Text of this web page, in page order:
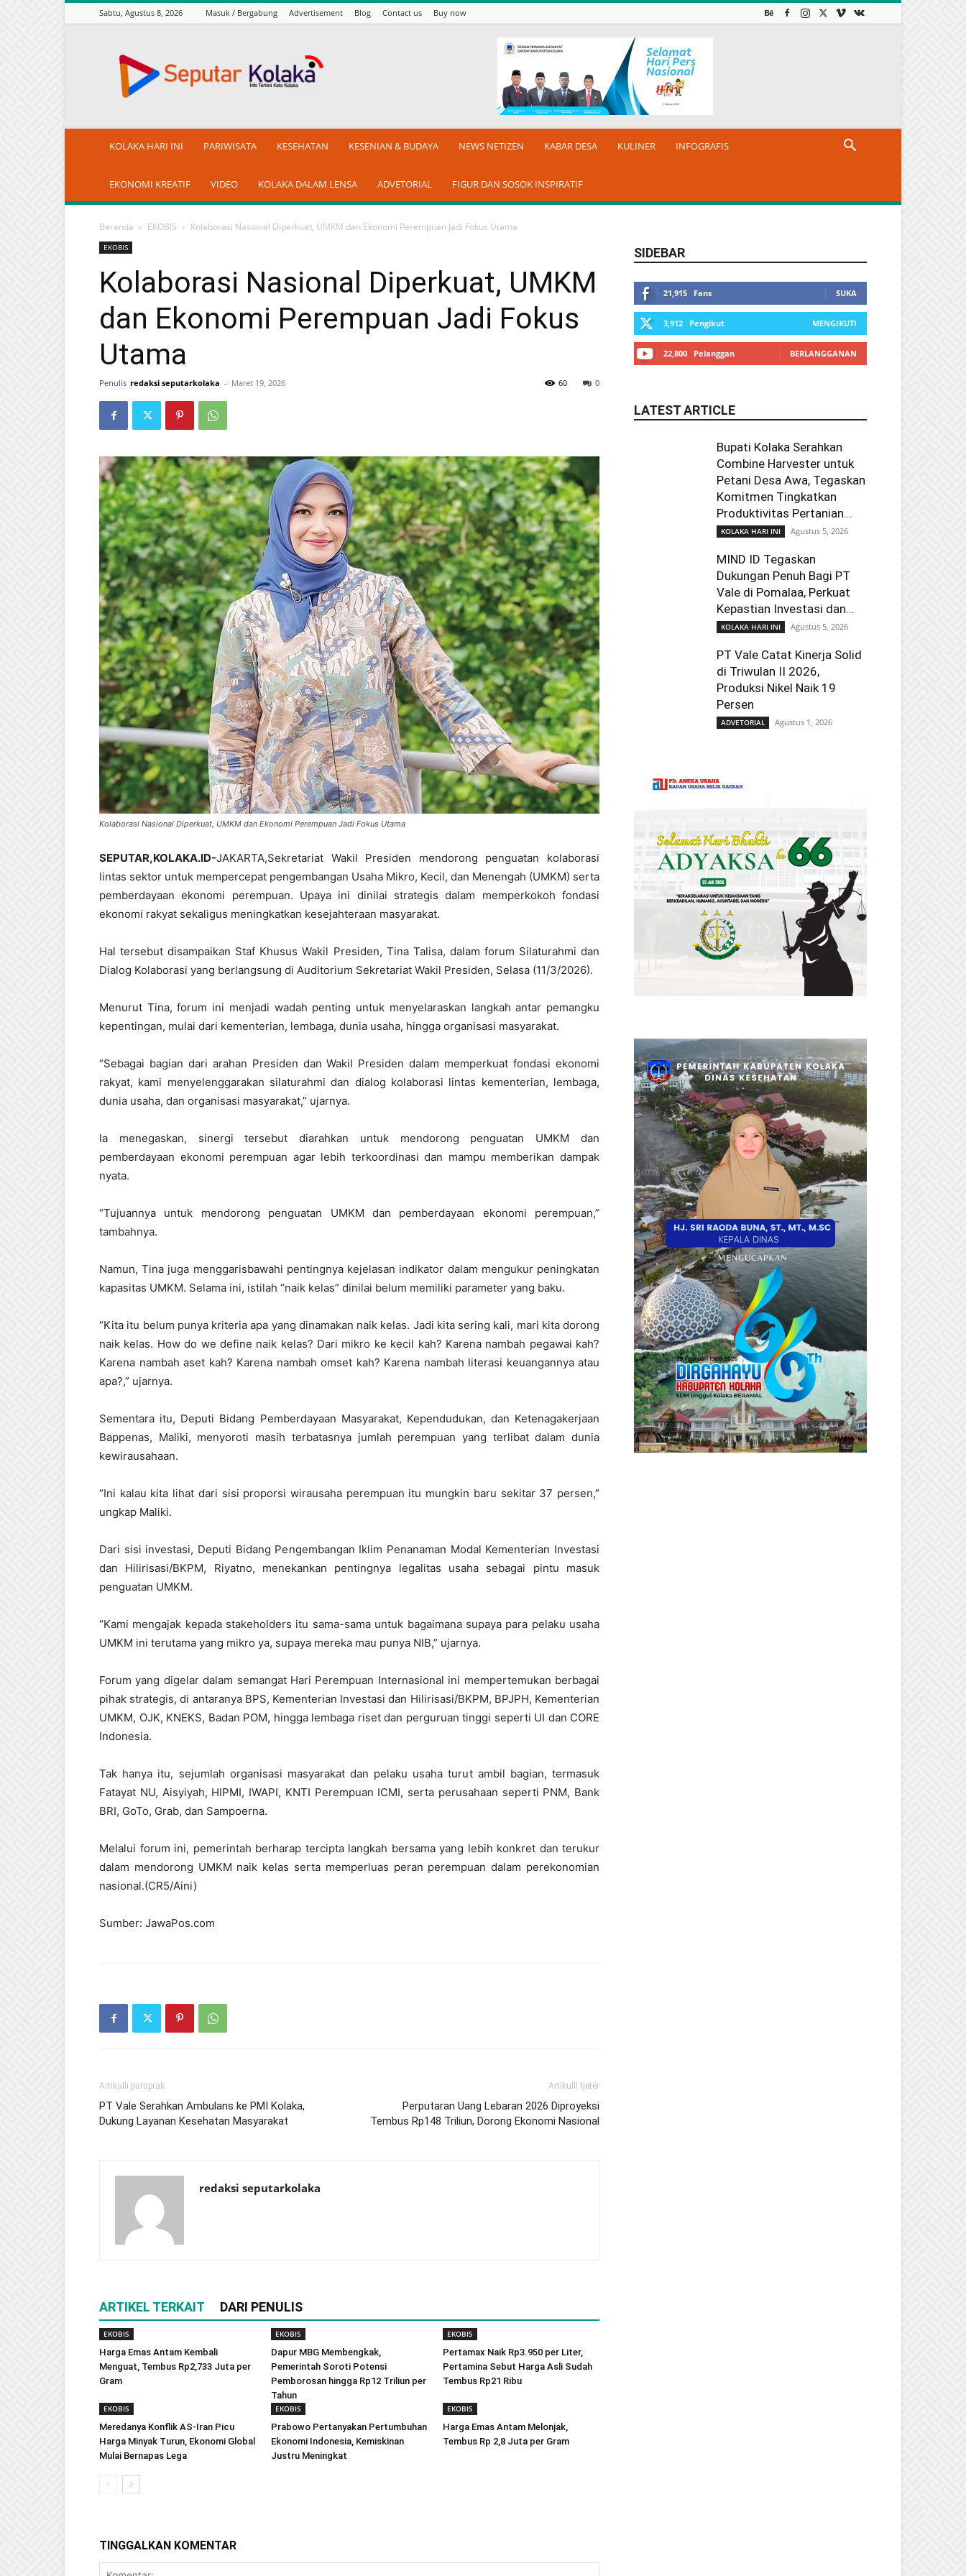
Sabtu, Agustus 8, 2026 Masuk / Bergabung Advertisement Blog Contact us Buy now
KOLAKA HARI INI PARIWISATA KESEHATAN KESENIAN & BUDAYA NEWS NETIZEN KABAR DESA KULINER INFOGRAFIS
EKONOMI KREATIF VIDEO KOLAKA DALAM LENSA ADVETORIAL FIGUR DAN SOSOK INSPIRATIF
Beranda EKOBIS Kolaborasi Nasional Diperkuat, UMKM dan Ekonomi Perempuan Jadi Fokus Utama
EKOBIS
Kolaborasi Nasional Diperkuat, UMKM
dan Ekonomi Perempuan Jadi Fokus
Utama
Penulis redaksi seputarkolaka - Maret 19, 2026 0
60
Kolaborasi Nasional Diperkuat, UMKM dan Ekonomi Perempuan Jadi Fokus Utama
SEPUTAR,KOLAKA.ID-JAKARTA,Sekretariat Wakil Presiden mendorong penguatan kolaborasi
lintas sektor untuk mempercepat pengembangan Usaha Mikro, Kecil, dan Menengah (UMKM) serta
pemberdayaan ekonomi perempuan. Upaya ini dinilai strategis dalam memperkokoh fondasi
ekonomi rakyat sekaligus meningkatkan kesejahteraan masyarakat.
Hal tersebut disampaikan Staf Khusus Wakil Presiden, Tina Talisa, dalam forum Silaturahmi dan
Dialog Kolaborasi yang berlangsung di Auditorium Sekretariat Wakil Presiden, Selasa (11/3/2026).
Menurut Tina, forum ini menjadi wadah penting untuk menyelaraskan langkah antar pemangku
kepentingan, mulai dari kementerian, lembaga, dunia usaha, hingga organisasi masyarakat.
“Sebagai bagian dari arahan Presiden dan Wakil Presiden dalam memperkuat fondasi ekonomi
rakyat, kami menyelenggarakan silaturahmi dan dialog kolaborasi lintas kementerian, lembaga,
dunia usaha, dan organisasi masyarakat,” ujarnya.
Ia menegaskan, sinergi tersebut diarahkan untuk mendorong penguatan UMKM dan
pemberdayaan ekonomi perempuan agar lebih terkoordinasi dan mampu memberikan dampak
nyata.
“Tujuannya untuk mendorong penguatan UMKM dan pemberdayaan ekonomi perempuan,”
tambahnya.
Namun, Tina juga menggarisbawahi pentingnya kejelasan indikator dalam mengukur peningkatan
kapasitas UMKM. Selama ini, istilah “naik kelas” dinilai belum memiliki parameter yang baku.
“Kita itu belum punya kriteria apa yang dinamakan naik kelas. Jadi kita sering kali, mari kita dorong
naik kelas. How do we define naik kelas? Dari mikro ke kecil kah? Karena nambah pegawai kah?
Karena nambah aset kah? Karena nambah omset kah? Karena nambah literasi keuangannya atau
apa?,” ujarnya.
Sementara itu, Deputi Bidang Pemberdayaan Masyarakat, Kependudukan, dan Ketenagakerjaan
Bappenas, Maliki, menyoroti masih terbatasnya jumlah perempuan yang terlibat dalam dunia
kewirausahaan.
“Ini kalau kita lihat dari sisi proporsi wirausaha perempuan itu mungkin baru sekitar 37 persen,”
ungkap Maliki.
Dari sisi investasi, Deputi Bidang Pengembangan Iklim Penanaman Modal Kementerian Investasi
dan Hilirisasi/BKPM, Riyatno, menekankan pentingnya legalitas usaha sebagai pintu masuk
penguatan UMKM.
“Kami mengajak kepada stakeholders itu sama-sama untuk bagaimana supaya para pelaku usaha
UMKM ini terutama yang mikro ya, supaya mereka mau punya NIB,” ujarnya.
Forum yang digelar dalam semangat Hari Perempuan Internasional ini mempertemukan berbagai
pihak strategis, di antaranya BPS, Kementerian Investasi dan Hilirisasi/BKPM, BPJPH, Kementerian
UMKM, OJK, KNEKS, Badan POM, hingga lembaga riset dan perguruan tinggi seperti UI dan CORE
Indonesia.
Tak hanya itu, sejumlah organisasi masyarakat dan pelaku usaha turut ambil bagian, termasuk
Fatayat NU, Aisyiyah, HIPMI, IWAPI, KNTI Perempuan ICMI, serta perusahaan seperti PNM, Bank
BRI, GoTo, Grab, dan Sampoerna.
Melalui forum ini, pemerintah berharap tercipta langkah bersama yang lebih konkret dan terukur
dalam mendorong UMKM naik kelas serta memperluas peran perempuan dalam perekonomian
nasional.(CR5/Aini)
Sumber: JawaPos.com
Artikulli paraprak
PT Vale Serahkan Ambulans ke PMI Kolaka,
Dukung Layanan Kesehatan Masyarakat
Artikulli tjetër
Perputaran Uang Lebaran 2026 Diproyeksi
Tembus Rp148 Triliun, Dorong Ekonomi Nasional
redaksi seputarkolaka
ARTIKEL TERKAIT DARI PENULIS
EKOBIS
Harga Emas Antam Kembali
Menguat, Tembus Rp2,733 Juta per
Gram
EKOBIS
Dapur MBG Membengkak,
Pemerintah Soroti Potensi
Pemborosan hingga Rp12 Triliun per
Tahun
EKOBIS
Pertamax Naik Rp3.950 per Liter,
Pertamina Sebut Harga Asli Sudah
Tembus Rp21 Ribu
EKOBIS
Meredanya Konflik AS-Iran Picu
Harga Minyak Turun, Ekonomi Global
Mulai Bernapas Lega
EKOBIS
Prabowo Pertanyakan Pertumbuhan
Ekonomi Indonesia, Kemiskinan
Justru Meningkat
EKOBIS
Harga Emas Antam Melonjak,
Tembus Rp 2,8 Juta per Gram
TINGGALKAN KOMENTAR
SIDEBAR
21,915 Fans SUKA
3,912 Pengikut MENGIKUTI
22,800 Pelanggan BERLANGGANAN
LATEST ARTICLE
Bupati Kolaka Serahkan
Combine Harvester untuk
Petani Desa Awa, Tegaskan
Komitmen Tingkatkan
Produktivitas Pertanian...
KOLAKA HARI INI Agustus 5, 2026
MIND ID Tegaskan
Dukungan Penuh Bagi PT
Vale di Pomalaa, Perkuat
Kepastian Investasi dan...
KOLAKA HARI INI Agustus 5, 2026
PT Vale Catat Kinerja Solid
di Triwulan II 2026,
Produksi Nikel Naik 19
Persen
ADVETORIAL Agustus 1, 2026